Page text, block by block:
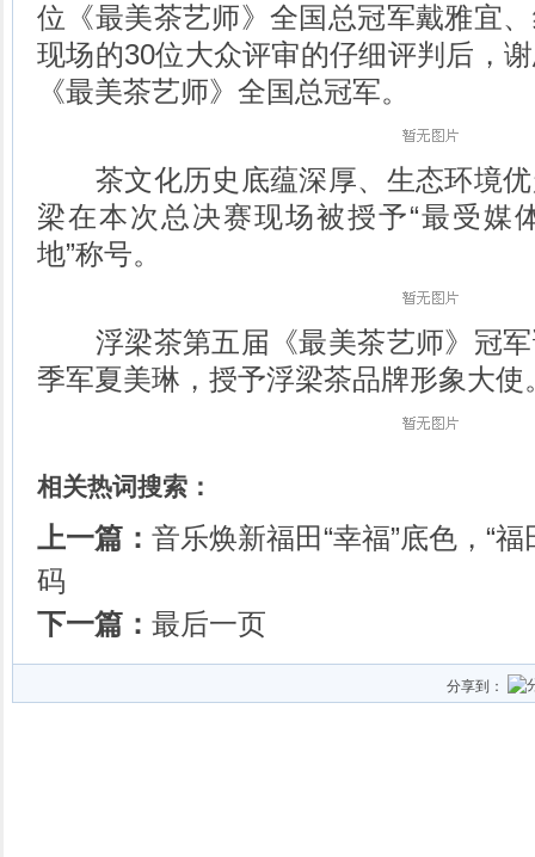
位《最美茶艺师》全国总冠军戴雅宜
现场的30位大众评审的仔细评判后，
《最美茶艺师》全国总冠军。
茶文化历史底蕴深厚、生态环境优
梁在本次总决赛现场被授予“最受媒
地”称号。
浮梁茶第五届《最美茶艺师》冠军
季军夏美琳，授予浮梁茶品牌形象大使
相关热词搜索：
上一篇： 音乐焕新福田“幸福”底色，“
码
下一篇： 最后一页
分享到：